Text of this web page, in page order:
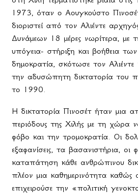
1973, όταν ο Αουγκούστο
διοριστεί από τον Αλιέντε
Δυνάμεων 18 μέρες νωρίτερα, με
υπόγεια- στήριξη και βοήθεια
δημοκρατία, σκότωσε τον Αλιέντε
την αδυσώπητη δικτατορία του
το 1990.
Η δικτατορία Πινοσέτ ήταν μια
περιόδους της Χιλής με τη χώρα
φόβο και την τρομοκρατία. Οι
εξαφανίσεις, τα βασανιστήρια, οι
καταπάτηση κάθε ανθρώπινου
πλέον μια καθημερινότητα καθώς
επιχειρούσε την «πολιτική